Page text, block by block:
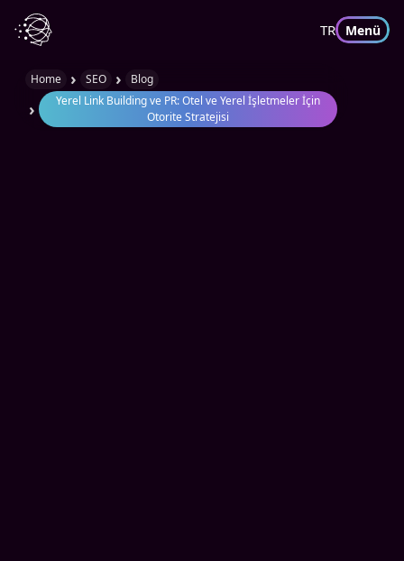
TR Menü
Home › SEO › Blog
›
Yerel Link Building ve PR: Otel ve Yerel İşletmeler İçin
Otorite Stratejisi